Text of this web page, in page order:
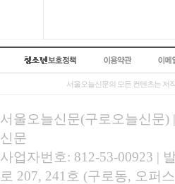
서울오늘신문의 모든 컨텐츠는 저
서울오늘신문(구로오늘신문)
신문
사업자번호: 812-53-00923 |
로 207, 241호 (구로동, 오퍼